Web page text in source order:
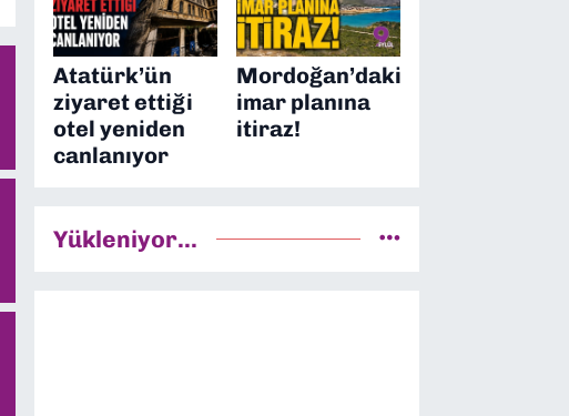
Atatürk’ün
ziyaret ettiği
otel yeniden
canlanıyor
Mordoğan’daki
imar planına
itiraz!
Yükleniyor...